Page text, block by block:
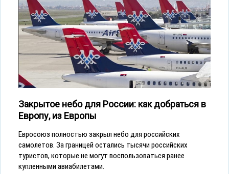
Закрытое небо для России: как добраться в
Европу, из Европы
Евросоюз полностью закрыл небо для российских
самолетов. За границей остались тысячи российских
туристов, которые не могут воспользоваться ранее
купленными авиабилетами.